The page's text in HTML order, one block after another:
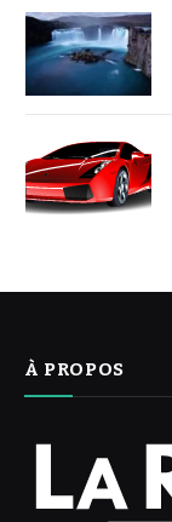
À PROPOS